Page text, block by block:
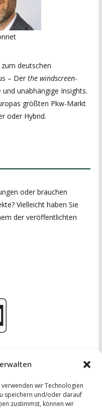
wir Technologien
speichern und/oder darauf
zustimmst, können wir
deutschen
– Der the windscreen-
unabhängige Insights.
größten Pkw-Markt
oder Hybrid.
oder brauchen
Vielleicht haben Sie
der veröffentlichten
-KONTAKT